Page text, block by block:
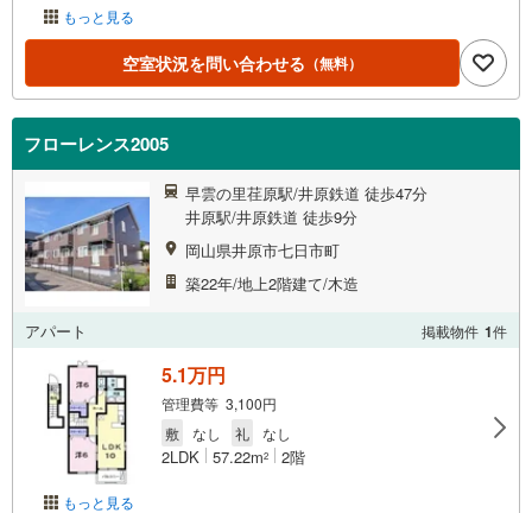
もっと見る
空室状況を問い合わせる （無料）
フローレンス2005
早雲の里荏原駅/井原鉄道 徒歩47分
井原駅/井原鉄道 徒歩9分
岡山県井原市七日市町
築22年/地上2階建て/木造
アパート 掲載物件 1件
もっと見る
5.1万円
管理費等 3,100円
敷
なし 礼 なし
2LDK 57.22m2 2階